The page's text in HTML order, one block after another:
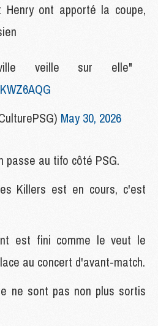
Henry ont apporté la coupe,
veille sur elle"
May 30, 2026
passe au tifo côté PSG.
Killers est en cours, c'est
est fini comme le veut le
au concert d'avant-match.
ne sont pas non plus sortis